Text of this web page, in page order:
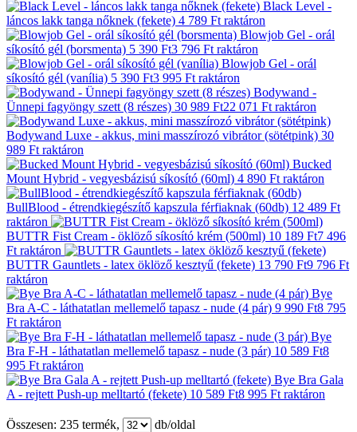
Black Level -
láncos lakk tanga nőknek (fekete) 4 789 Ft raktáron
Blowjob Gel - orál
síkosító gél (borsmenta) 5 390 Ft3 796 Ft raktáron
Blowjob Gel - orál
síkosító gél (vanília) 5 390 Ft3 995 Ft raktáron
Bodywand -
Ünnepi fagyöngy szett (8 részes) 30 989 Ft22 071 Ft raktáron
Bodywand Luxe - akkus, mini masszírozó vibrátor (sötétpink) 30
989 Ft raktáron
Bucked
Mount Hybrid - vegyesbázisú síkosító (60ml) 4 890 Ft raktáron
BullBlood - étrendkiegészítő kapszula férfiaknak (60db) 12 489 Ft
raktáron
BUTTR Fist Cream - öklöző síkosító krém (500ml) 10 189 Ft7 496
Ft raktáron
BUTTR Gauntlets - latex öklöző kesztyű (fekete) 13 790 Ft9 796 Ft
raktáron
Bye
Bra A-C - láthatatlan mellemelő tapasz - nude (4 pár) 9 990 Ft8 795
Ft raktáron
Bye
Bra F-H - láthatatlan mellemelő tapasz - nude (3 pár) 10 589 Ft8
995 Ft raktáron
Bye Bra Gala
A - rejtett Push-up melltartó (fekete) 10 589 Ft8 995 Ft raktáron
Összesen: 235 termék,
db/oldal